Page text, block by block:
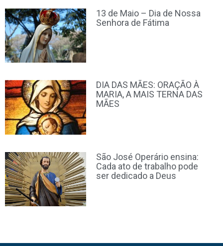
13 de Maio – Dia de Nossa
Senhora de Fátima
DIA DAS MÃES: ORAÇÃO À
MARIA, A MAIS TERNA DAS
MÃES
São José Operário ensina:
Cada ato de trabalho pode
ser dedicado a Deus